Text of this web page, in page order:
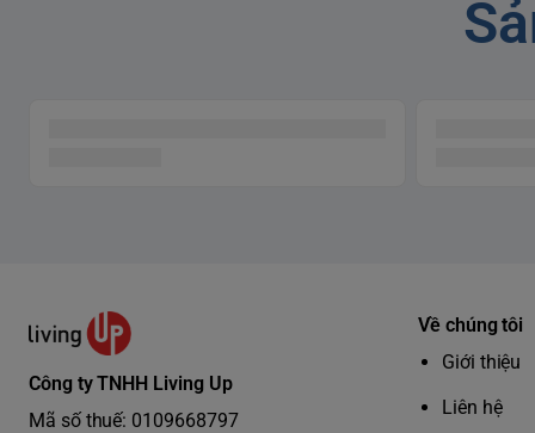
Công ty TNHH Living Up
Mã số thuế: 0109668797
Về chúng tôi
Giới thiệu
Liên hệ